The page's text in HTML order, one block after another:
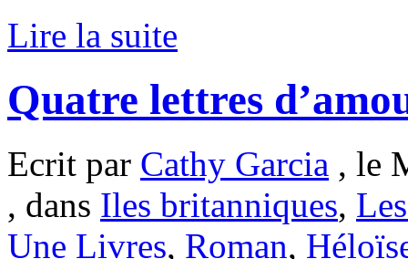
Lire la suite
Quatre lettres
Ecrit par Cathy Garcia , le
, dans Iles britanniques,
Une Livres, Roman,